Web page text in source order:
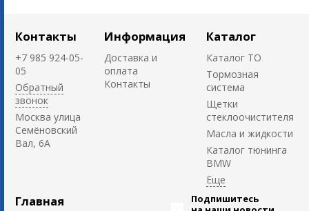
Контакты
+7 985 924-05-
05
Обратный
звонок
Москва улица
Семёновский
Вал, 6А
Информация
Доставка и
оплата
Контакты
Каталог
Каталог ТО
Тормозная
система
Щетки
стеклоочистителя
Масла и жидкости
Каталог тюнинга
BMW
Главная
Подпишитесь